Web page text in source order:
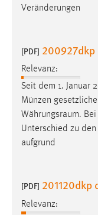
Veränderungen
[PDF] 200927dkp
Relevanz:
Seit dem 1. Januar
Münzen
Währungsraum.
Unterschied zu
aufgrund
[PDF] 201120dkp
Relevanz: